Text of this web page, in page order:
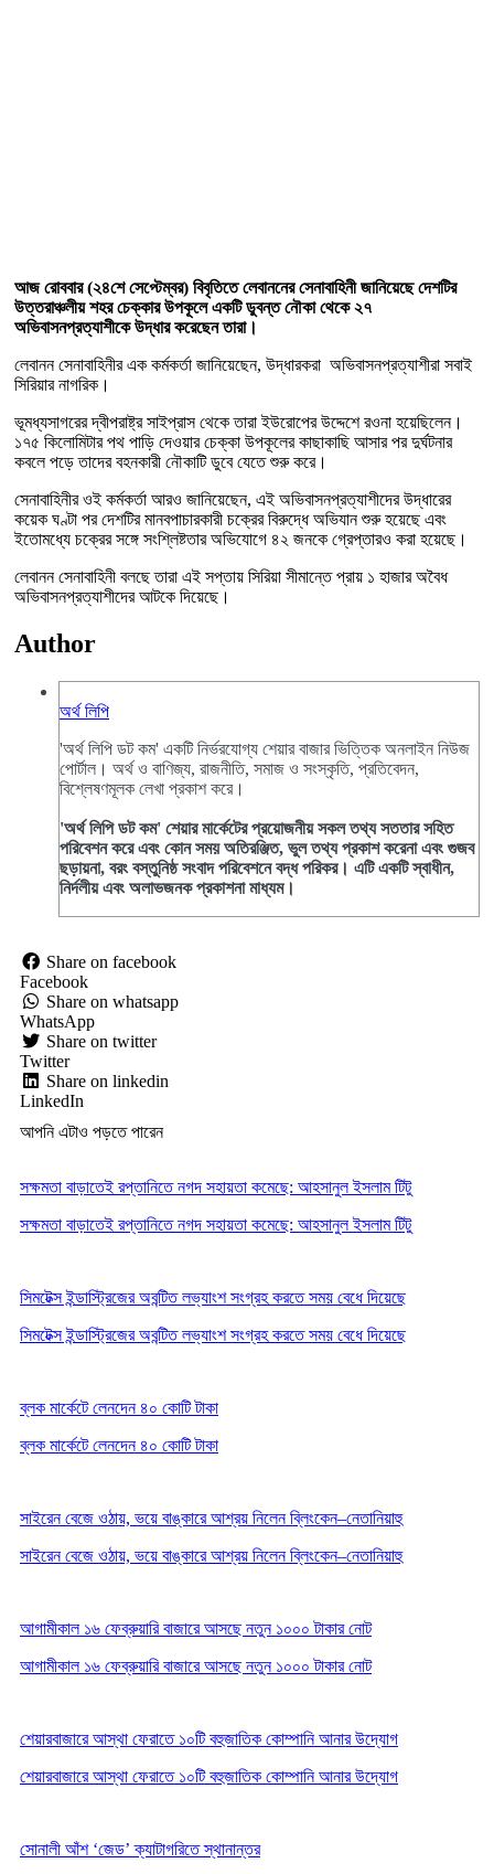
আজ রোববার (২৪শে সেপ্টেম্বর) বিবৃতিতে লেবাননের সেনাবাহিনী জানিয়েছে দেশটির
উত্তরাঞ্চলীয় শহর চেক্কার উপকূলে একটি ডুবন্ত নৌকা থেকে ২৭
অভিবাসনপ্রত্যাশীকে উদ্ধার করেছেন তারা।
লেবানন সেনাবাহিনীর এক কর্মকর্তা জানিয়েছেন, উদ্ধারকরা অভিবাসনপ্রত্যাশীরা সবাই
সিরিয়ার নাগরিক।
ভূমধ্যসাগরের দ্বীপরাষ্ট্র সাইপ্রাস থেকে তারা ইউরোপের উদ্দেশে রওনা হয়েছিলেন।
১৭৫ কিলোমিটার পথ পাড়ি দেওয়ার চেক্কা উপকূলের কাছাকাছি আসার পর দুর্ঘটনার
কবলে পড়ে তাদের বহনকারী নৌকাটি ডুবে যেতে শুরু করে।
সেনাবাহিনীর ওই কর্মকর্তা আরও জানিয়েছেন, এই অভিবাসনপ্রত্যাশীদের উদ্ধারের
কয়েক ঘণ্টা পর দেশটির মানবপাচারকারী চক্রের বিরুদ্ধে অভিযান শুরু হয়েছে এবং
ইতোমধ্যে চক্রের সঙ্গে সংশ্লিষ্টতার অভিযোগে ৪২ জনকে গ্রেপ্তারও করা হয়েছে।
লেবানন সেনাবাহিনী বলছে তারা এই সপ্তায় সিরিয়া সীমান্তে প্রায় ১ হাজার অবৈধ
অভিবাসনপ্রত্যাশীদের আটকে দিয়েছে।
Author
অর্থ লিপি
'অর্থ লিপি ডট কম' একটি নির্ভরযোগ্য শেয়ার বাজার ভিত্তিক অনলাইন নিউজ
পোর্টাল। অর্থ ও বাণিজ্য, রাজনীতি, সমাজ ও সংস্কৃতি, প্রতিবেদন,
বিশ্লেষণমূলক লেখা প্রকাশ করে।
'অর্থ লিপি ডট কম' শেয়ার মার্কেটের প্রয়োজনীয় সকল তথ্য সততার সহিত
পরিবেশন করে এবং কোন সময় অতিরঞ্জিত, ভুল তথ্য প্রকাশ করেনা এবং গুজব
ছড়ায়না, বরং বস্তুনিষ্ঠ সংবাদ পরিবেশনে বদ্ধ পরিকর। এটি একটি স্বাধীন,
নির্দলীয় এবং অলাভজনক প্রকাশনা মাধ্যম।
Share on facebook
Facebook
Share on whatsapp
WhatsApp
Share on twitter
Twitter
Share on linkedin
LinkedIn
আপনি এটাও পড়তে পারেন
সক্ষমতা বাড়াতেই রপ্তানিতে নগদ সহায়তা কমেছে: আহসানুল ইসলাম টিটু
সক্ষমতা বাড়াতেই রপ্তানিতে নগদ সহায়তা কমেছে: আহসানুল ইসলাম টিটু
সিমটেক্স ইন্ডাস্ট্রিজের অবন্টিত লভ্যাংশ সংগ্রহ করতে সময় বেধে দিয়েছে
সিমটেক্স ইন্ডাস্ট্রিজের অবন্টিত লভ্যাংশ সংগ্রহ করতে সময় বেধে দিয়েছে
ব্লক মার্কেটে লেনদেন ৪০ কোটি টাকা
ব্লক মার্কেটে লেনদেন ৪০ কোটি টাকা
সাইরেন বেজে ওঠায়, ভয়ে বাঙ্কারে আশ্রয় নিলেন ব্লিংকেন–নেতানিয়াহু
সাইরেন বেজে ওঠায়, ভয়ে বাঙ্কারে আশ্রয় নিলেন ব্লিংকেন–নেতানিয়াহু
আগামীকাল ১৬ ফেব্রুয়ারি বাজারে আসছে নতুন ১০০০ টাকার নোট
আগামীকাল ১৬ ফেব্রুয়ারি বাজারে আসছে নতুন ১০০০ টাকার নোট
শেয়ারবাজারে আস্থা ফেরাতে ১০টি বহুজাতিক কোম্পানি আনার উদ্যোগ
শেয়ারবাজারে আস্থা ফেরাতে ১০টি বহুজাতিক কোম্পানি আনার উদ্যোগ
সোনালী আঁশ ‘জেড’ ক্যাটাগরিতে স্থানান্তর